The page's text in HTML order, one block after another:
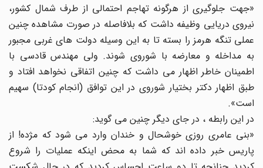
«جهت جلوگیری از هرگونه تهاجم احتمالی از طرف شمال کشور،
نیروی دریایی وظیفه داشت که بلافاصله در صورت مشاهده چنین
عملی تنگه هرمز را بسته تا به این وسیله دولت های غربی مجبور
به مداخله و معارضه با شوروی شوند. ولی مهندس قادسی با
اطمینان خاطر اظهار می داشت که چنین اتفاقی نخواهد افتاد و
طبق اظهار دکتر بختیار شوروی در این توافق (انجام کودتا) سهیم
است».
در این رابطه ، در جای دیگر چنین می گوید:
«بنی عامری روزی خوشحال و خندان وارد می شود که مژده! از
پاریس خبر داده اند که شما به محض اینکه عملیات را شروع